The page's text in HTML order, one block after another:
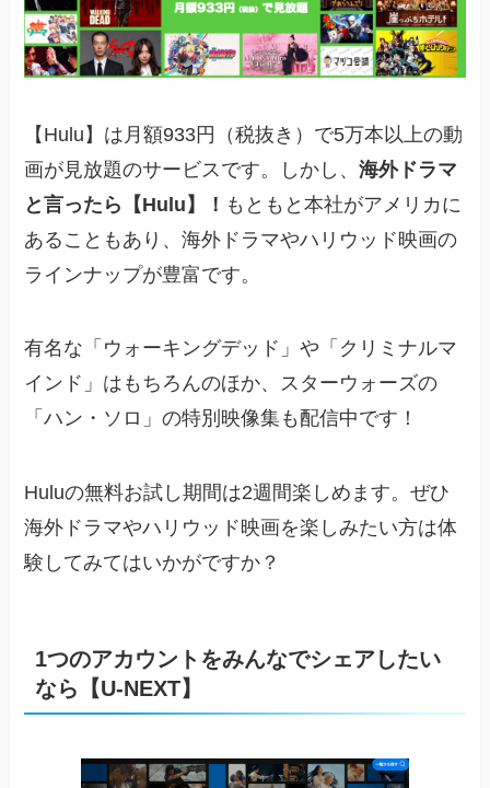
【Hulu】は月額933円（税抜き）で5万本以上の動
画が見放題のサービスです。しかし、海外ドラマ
と言ったら【Hulu】！ もともと本社がアメリカに
あることもあり、海外ドラマやハリウッド映画の
ラインナップが豊富です。
有名な「ウォーキングデッド」や「クリミナルマ
インド」はもちろんのほか、スターウォーズの
「ハン・ソロ」の特別映像集も配信中です！
Huluの無料お試し期間は2週間楽しめます。ぜひ
海外ドラマやハリウッド映画を楽しみたい方は体
験してみてはいかがですか？
1つのアカウントをみんなでシェアしたい
なら【U-NEXT】